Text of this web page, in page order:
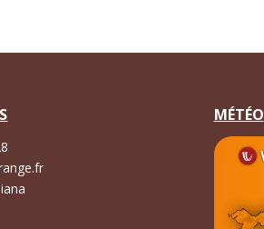
MÉTÉO